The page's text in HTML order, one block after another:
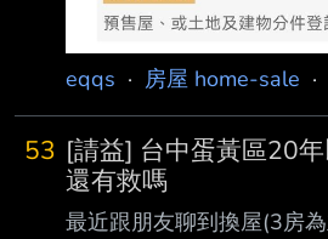
eqqs · 房屋 home-sale ·
53 [請益] 台中蛋黃區20
還有救嗎
最近跟朋友聊到換屋(3房